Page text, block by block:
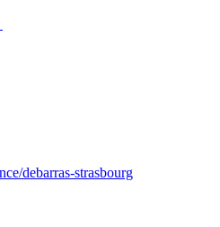
debarras-strasbourg